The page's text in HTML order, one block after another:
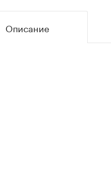
Описание